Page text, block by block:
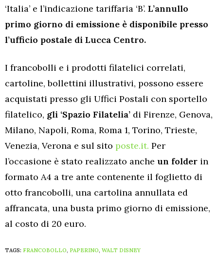
‘Italia’ e l’indicazione tariffaria ‘B’. L’annullo
primo giorno di emissione è disponibile presso
l’ufficio postale di Lucca Centro.
I francobolli e i prodotti filatelici correlati,
cartoline, bollettini illustrativi, possono essere
acquistati presso gli Uffici Postali con sportello
filatelico, gli ‘Spazio Filatelia’ di Firenze, Genova,
Milano, Napoli, Roma, Roma 1, Torino, Trieste,
Venezia, Verona e sul sito poste.it. Per
l’occasione è stato realizzato anche un folder in
formato A4 a tre ante contenente il foglietto di
otto francobolli, una cartolina annullata ed
affrancata, una busta primo giorno di emissione,
al costo di 20 euro.
TAGS: FRANCOBOLLO, PAPERINO, WALT DISNEY